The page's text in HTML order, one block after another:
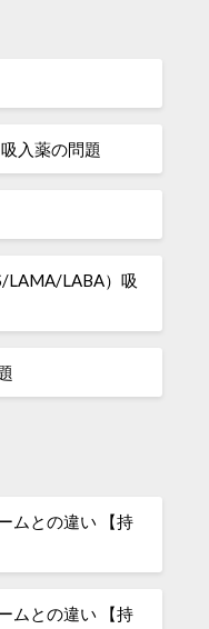
入薬の問題
LAMA/LABA）吸
ムとの違い 【持
ムとの違い 【持